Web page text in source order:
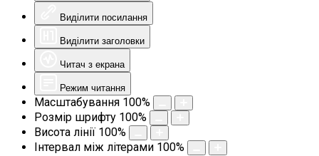
Виділити посилання
Виділити заголовки
Читач з екрана
Режим читання
Масштабування 100%
Розмір шрифту 100%
Висота лінії 100%
Інтервал між літерами 100%